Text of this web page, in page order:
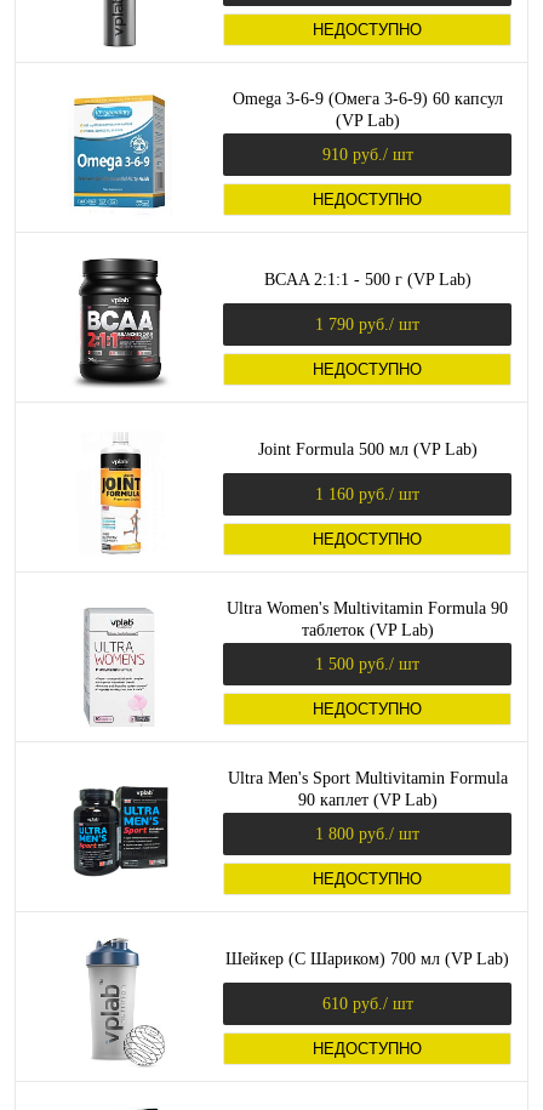
НЕДОСТУПНО
Omega 3-6-9 (Омега 3-6-9) 60 капсул
(VP Lab)
910 руб. / шт
НЕДОСТУПНО
BCAA 2:1:1 - 500 г (VP Lab)
1 790 руб. / шт
НЕДОСТУПНО
Joint Formula 500 мл (VP Lab)
1 160 руб. / шт
НЕДОСТУПНО
Ultra Women's Multivitamin Formula 90
таблеток (VP Lab)
1 500 руб. / шт
НЕДОСТУПНО
Ultra Men's Sport Multivitamin Formula
90 каплет (VP Lab)
1 800 руб. / шт
НЕДОСТУПНО
Шейкер (С Шариком) 700 мл (VP Lab)
610 руб. / шт
НЕДОСТУПНО